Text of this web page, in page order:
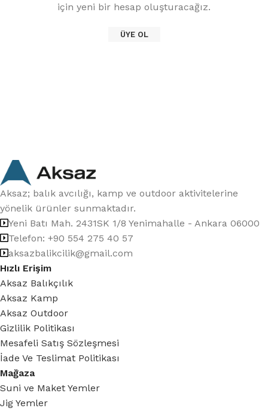
için yeni bir hesap oluşturacağız.
ÜYE OL
Aksaz; balık avcılığı, kamp ve outdoor aktivitelerine
yönelik ürünler sunmaktadır.
Yeni Batı Mah. 2431SK 1/8 Yenimahalle - Ankara 06000
Telefon: +90 554 275 40 57
aksazbalikcilik@gmail.com
Hızlı Erişim
Aksaz Balıkçılık
Aksaz Kamp
Aksaz Outdoor
Gizlilik Politikası
Mesafeli Satış Sözleşmesi
İade Ve Teslimat Politikası
Mağaza
Suni ve Maket Yemler
Jig Yemler